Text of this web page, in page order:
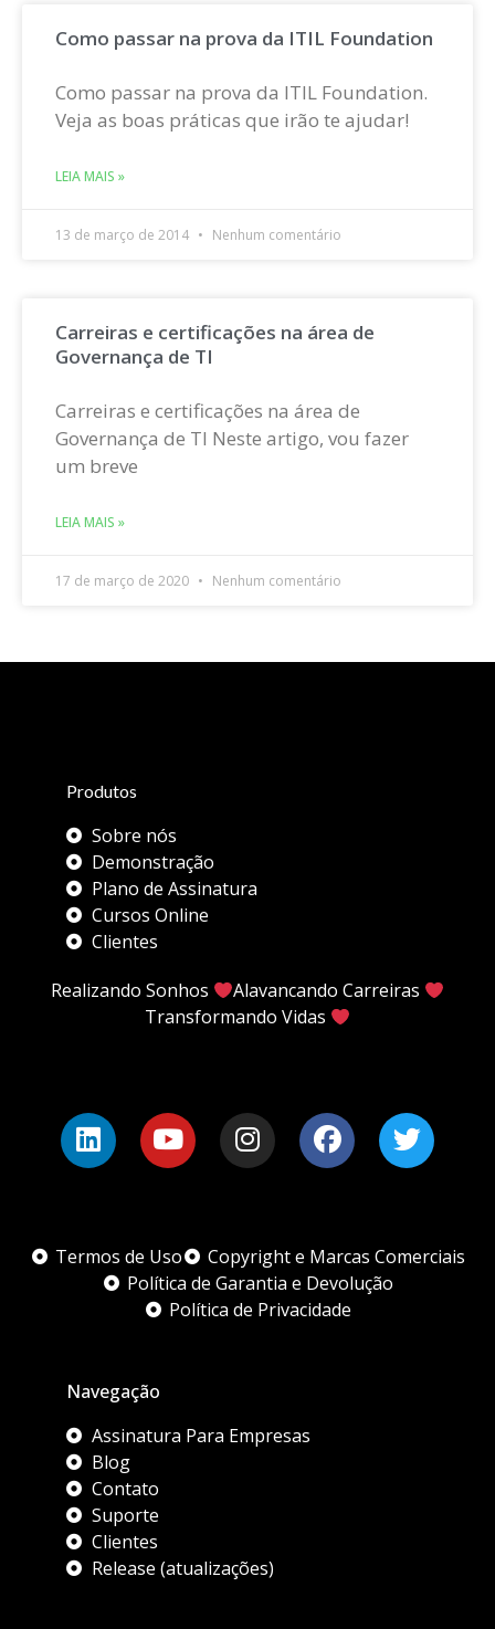
Como passar na prova da ITIL Foundation
Como passar na prova da ITIL Foundation.
Veja as boas práticas que irão te ajudar!
LEIA MAIS »
13 de março de 2014 Nenhum comentário
Carreiras e certificações na área de
Governança de TI
Carreiras e certificações na área de
Governança de TI Neste artigo, vou fazer
um breve
LEIA MAIS »
17 de março de 2020 Nenhum comentário
Produtos
Sobre nós
Demonstração
Plano de Assinatura
Cursos Online
Clientes
Realizando Sonhos
Alavancando Carreiras
Transformando Vidas
Termos de Uso
Copyright e Marcas Comerciais
Política de Garantia e Devolução
Política de Privacidade
Navegação
Assinatura Para Empresas
Blog
Contato
Suporte
Clientes
Release (atualizações)